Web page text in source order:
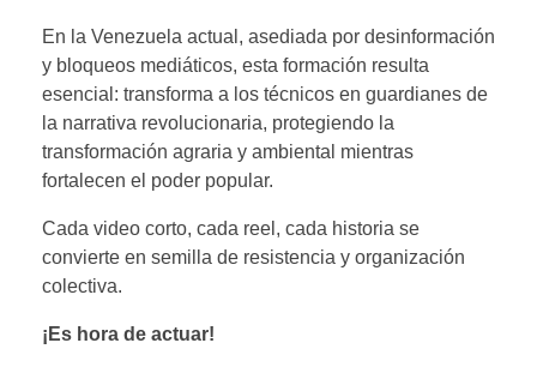
En la Venezuela actual, asediada por desinformación
y bloqueos mediáticos, esta formación resulta
esencial: transforma a los técnicos en guardianes de
la narrativa revolucionaria, protegiendo la
transformación agraria y ambiental mientras
fortalecen el poder popular.
Cada video corto, cada reel, cada historia se
convierte en semilla de resistencia y organización
colectiva.
¡Es hora de actuar!